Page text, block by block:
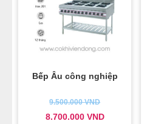
Bếp Âu công nghiệp
9.500.000VND
8.700.000 VND